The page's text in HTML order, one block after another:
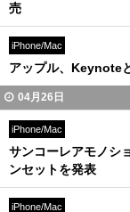
売
iPhone/Mac
アップル、Keynote
04月26日
iPhone/Mac
サンコーレアモノ
ンセットを発表
iPhone/Mac